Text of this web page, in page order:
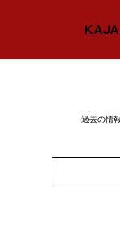
過去の情